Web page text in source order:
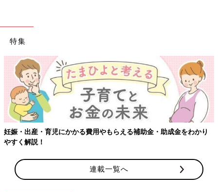
特集
【ワクチン接種できるものも】妊婦の感染症対策、知っておいて！
連載一覧へ